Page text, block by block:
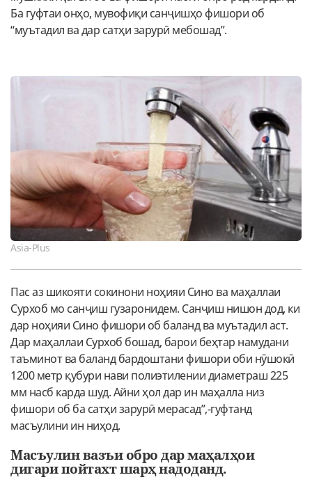
Ба гуфтаи онҳо, мувофиқи санҷишҳо фишори об
“муътадил ва дар сатҳи зарурӣ мебошад”.
Asia-Plus
Пас аз шикояти сокинони ноҳияи Сино ва маҳаллаи
Сурхоб мо санҷиш гузаронидем. Санҷиш нишон дод, ки
дар ноҳияи Сино фишори об баланд ва муътадил аст.
Дар маҳаллаи Сурхоб бошад, барои беҳтар намудани
таъминот ва баланд бардоштани фишори оби нӯшокӣ
1200 метр қубури нави полиэтилении диаметраш 225
мм насб карда шуд. Айни ҳол дар ин маҳалла низ
фишори об ба сатҳи зарурӣ мерасад”,-гуфтанд
масъулини ин ниҳод.
Масъулин вазъи обро дар маҳалҳои
дигари пойтахт шарҳ надоданд.